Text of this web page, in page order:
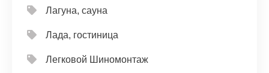
Лагуна, сауна
Лада, гостиница
Легковой Шиномонтаж